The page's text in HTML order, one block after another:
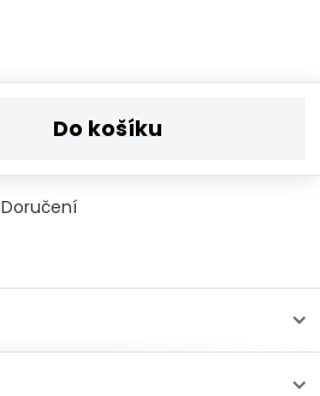
Do košíku
Doručení